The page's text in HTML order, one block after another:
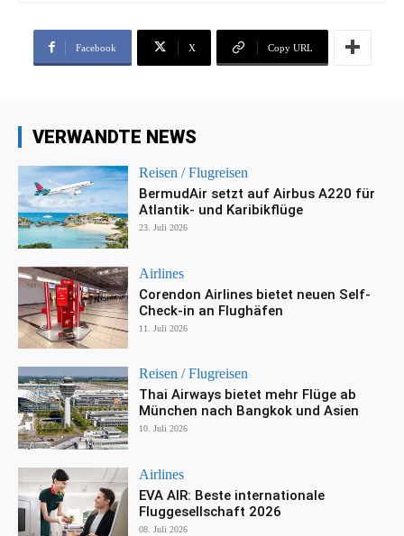
Facebook X Copy URL
VERWANDTE NEWS
Reisen / Flugreisen
BermudAir setzt auf Airbus A220 für
Atlantik- und Karibikflüge
23. Juli 2026
Airlines
Corendon Airlines bietet neuen Self-
Check-in an Flughäfen
11. Juli 2026
Reisen / Flugreisen
Thai Airways bietet mehr Flüge ab
München nach Bangkok und Asien
10. Juli 2026
Airlines
EVA AIR: Beste internationale
Fluggesellschaft 2026
08. Juli 2026